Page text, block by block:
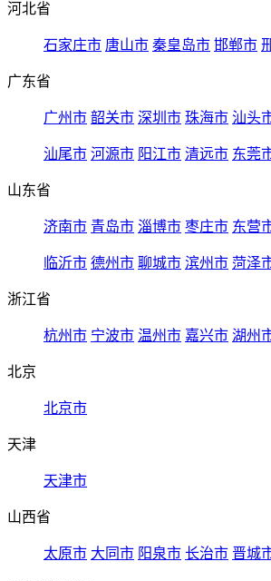
河北省
石家庄市 唐山市 秦皇岛市 邯郸市
广东省
广州市 韶关市 深圳市 珠海市 汕头
汕尾市 河源市 阳江市 清远市 东莞
山东省
济南市 青岛市 淄博市 枣庄市 东营
临沂市 德州市 聊城市 滨州市 菏泽
浙江省
杭州市 宁波市 温州市 嘉兴市 湖州
北京
北京市
天津
天津市
山西省
太原市 大同市 阳泉市 长治市 晋城